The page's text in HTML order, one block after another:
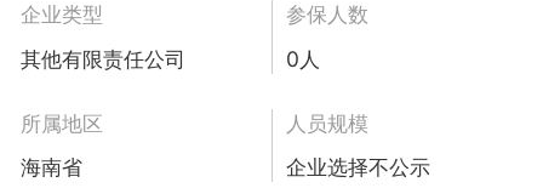
企业类型
其他有限责任公司
参保人数
0人
所属地区
海南省
人员规模
企业选择不公示